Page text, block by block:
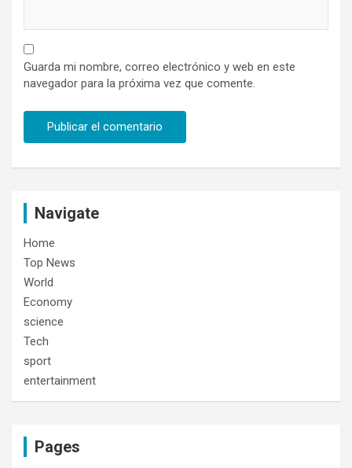
Guarda mi nombre, correo electrónico y web en este
navegador para la próxima vez que comente.
Navigate
Home
Top News
World
Economy
science
Tech
sport
entertainment
Pages